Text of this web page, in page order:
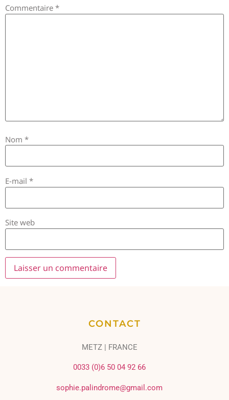
Commentaire *
Nom *
E-mail *
Site web
CONTACT
METZ | FRANCE
0033 (0)6 50 04 92 66
sophie.palindrome@gmail.com